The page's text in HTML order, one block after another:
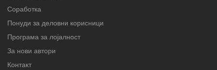
Соработка
Понуди за деловни корисници
Програма за лојалност
За нови автори
Контакт